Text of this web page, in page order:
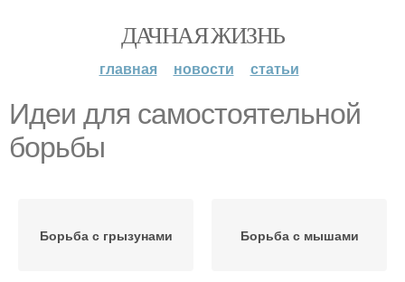
ДАЧНАЯ ЖИЗНЬ
главная новости статьи
Идеи для самостоятельной
борьбы
Борьба с грызунами Борьба с мышами